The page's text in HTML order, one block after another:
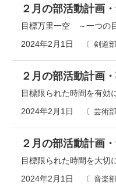
2024年2月1日 剣道部
２月の部活動計画
目標万里一空 ～一つの
2024年2月1日 芸術部
２月の部活動計画
目標限られた時間を有効
2024年2月1日 音楽部
２月の部活動計画
目標限られた時間を大切